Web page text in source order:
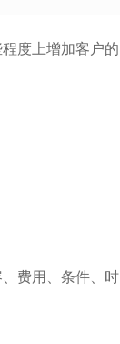
度上增加客户的
费用、条件、时